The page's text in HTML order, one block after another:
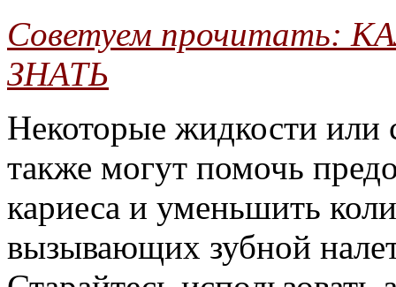
Советуем прочитать:
ЗНАТЬ
Некоторые жидкости или
также могут помочь
кариеса и уменьшить
вызывающих зубной